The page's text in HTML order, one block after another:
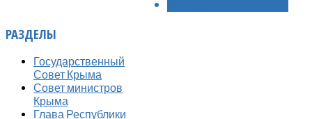
РАЗДЕЛЫ
Государственный
Совет Крыма
Совет министров
Крыма
Глава Республики